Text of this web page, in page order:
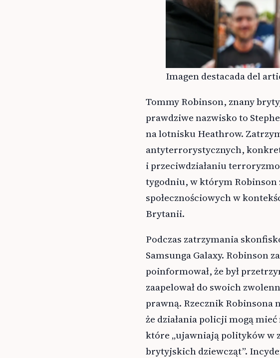
Imagen destacada del
Tommy Robinson, znany
prawdziwe nazwisko to
na lotnisku Heathrow.
antyterrorystycznych,
i przeciwdziałaniu
tygodniu, w którym Robinson
społecznościowych w
Brytanii.
Podczas zatrzymania
Samsunga Galaxy. Robinson
poinformował, że był
zaapelował do swoich
prawną. Rzecznik Robinsona
że działania policji mogą
które „ujawniają polityków w
brytyjskich dziewcząt”.